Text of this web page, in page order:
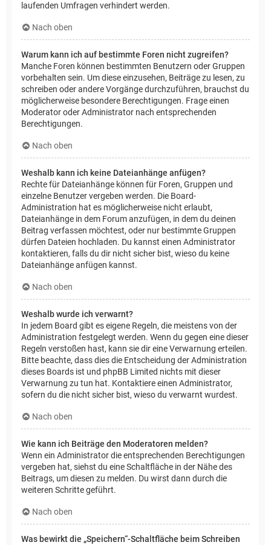
laufenden Umfragen verhindert werden.
Nach oben
Warum kann ich auf bestimmte Foren nicht zugreifen?
Manche Foren können bestimmten Benutzern oder Gruppen
vorbehalten sein. Um diese einzusehen, Beiträge zu lesen, zu
schreiben oder andere Vorgänge durchzuführen, brauchst du
möglicherweise besondere Berechtigungen. Frage einen
Moderator oder Administrator nach entsprechenden
Berechtigungen.
Nach oben
Weshalb kann ich keine Dateianhänge anfügen?
Rechte für Dateianhänge können für Foren, Gruppen und
einzelne Benutzer vergeben werden. Die Board-
Administration hat es möglicherweise nicht erlaubt,
Dateianhänge in dem Forum anzufügen, in dem du deinen
Beitrag verfassen möchtest, oder nur bestimmte Gruppen
dürfen Dateien hochladen. Du kannst einen Administrator
kontaktieren, falls du dir nicht sicher bist, wieso du keine
Dateianhänge anfügen kannst.
Nach oben
Weshalb wurde ich verwarnt?
In jedem Board gibt es eigene Regeln, die meistens von der
Administration festgelegt werden. Wenn du gegen eine dieser
Regeln verstoßen hast, kann sie dir eine Verwarnung erteilen.
Bitte beachte, dass dies die Entscheidung der Administration
dieses Boards ist und phpBB Limited nichts mit dieser
Verwarnung zu tun hat. Kontaktiere einen Administrator,
sofern du die nicht sicher bist, wieso du verwarnt wurdest.
Nach oben
Wie kann ich Beiträge den Moderatoren melden?
Wenn ein Administrator die entsprechenden Berechtigungen
vergeben hat, siehst du eine Schaltfläche in der Nähe des
Beitrags, um diesen zu melden. Du wirst dann durch die
weiteren Schritte geführt.
Nach oben
Was bewirkt die „Speichern“-Schaltfläche beim Schreiben